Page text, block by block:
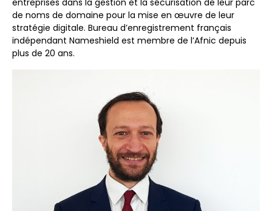
entreprises dans la gestion et la sécurisation de leur parc
de noms de domaine pour la mise en œuvre de leur
stratégie digitale. Bureau d’enregistrement français
indépendant Nameshield est membre de l’Afnic depuis
plus de 20 ans.